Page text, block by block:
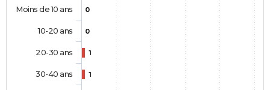
0
0
1
1
Moins de 10 ans
10-20 ans
20-30 ans
30-40 ans